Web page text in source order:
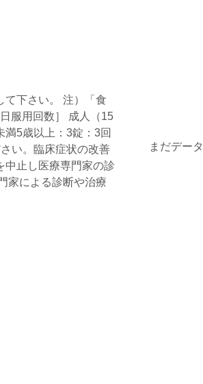
て下さい。 注）「食
服用回数］ 成人（15
満5歳以上：3錠：3回
い。臨床症状の改善
中止し医療専門家の診
家による診断や治療
まだデー